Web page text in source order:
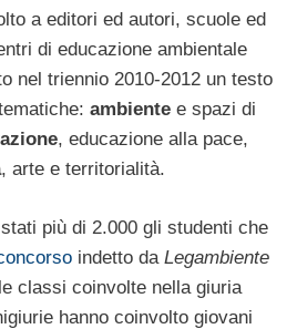
a editori ed autori, scuole ed
di educazione ambientale
nel triennio 2010-2012 un testo
ambiente e spazi di
, educazione alla pace,
, arte e territorialità.
più di 2.000 gli studenti che
indetto da Legambiente
classi coinvolte nella giuria
hanno coinvolto giovani